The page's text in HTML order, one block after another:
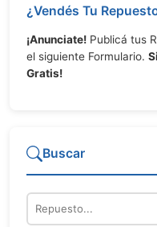
¿Vendés Tu
¡Anunciate! Publicá tus
el siguiente Formulario.
Gratis!
Buscar
Repuesto